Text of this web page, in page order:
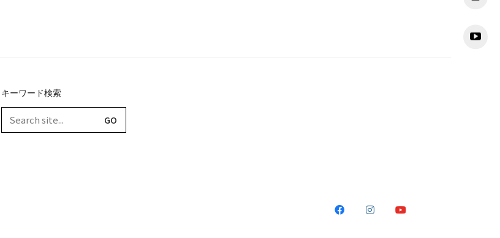
キーワード検索
Search
for: